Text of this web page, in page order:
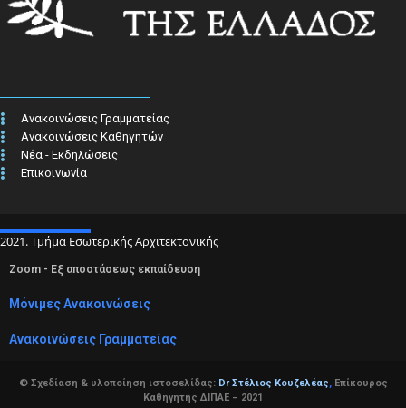
Ανακοινώσεις Γραμματείας
Ανακοινώσεις Καθηγητών
Νέα - Εκδηλώσεις
Επικοινωνία
2021. Τμήμα Εσωτερικής Αρχιτεκτονικής
Zoom - Εξ αποστάσεως εκπαίδευση
Μόνιμες Ανακοινώσεις
Ανακοινώσεις Γραμματείας
© Σχεδίαση & υλοποίηση ιστοσελίδας: Dr Στέλιος Κουζελέας,Επίκουρος
Καθηγητής ΔΙΠΑΕ – 2021